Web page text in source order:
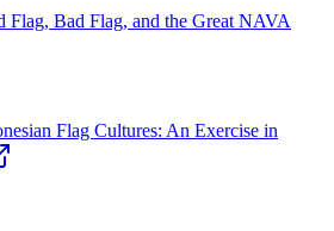
Flag, Bad Flag, and the Great NAVA
Flag Cultures: An Exercise in